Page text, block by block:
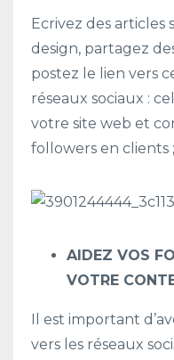
Ecrivez des articles
design, partagez
postez le lien vers
réseaux sociaux :
votre site web et
followers en clients
AIDEZ VOS
VOTRE
Il est important
vers les réseaux